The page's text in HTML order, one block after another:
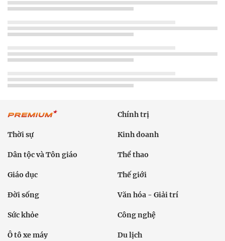
Chính trị
Thời sự Kinh doanh
Dân tộc và Tôn giáo Thể thao
Giáo dục Thế giới
Đời sống Văn hóa - Giải trí
Sức khỏe Công nghệ
Ô tô xe máy Du lịch